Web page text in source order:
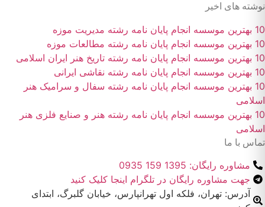
نوشته های اخیر
10 بهترین موسسه انجام پایان نامه رشته مدیریت موزه
10 بهترین موسسه انجام پایان نامه رشته مطالعات موزه
10 بهترین موسسه انجام پایان نامه رشته تاریخ هنر ایران اسلامی
10 بهترین موسسه انجام پایان نامه رشته نقاشی ایرانی
10 بهترین موسسه انجام پایان نامه رشته سفال و سرامیک هنر
اسلامی
10 بهترین موسسه انجام پایان نامه رشته هنر و صنایع فلزی هنر
اسلامی
تماس با ما
مشاوره رایگان: 1395 159 0935
جهت مشاوره رایگان در تلگرام اینجا کلیک کنید
آدرس: تهران، فلکه اول تهرانپارس، خیابان گلبرگ، ابتدای